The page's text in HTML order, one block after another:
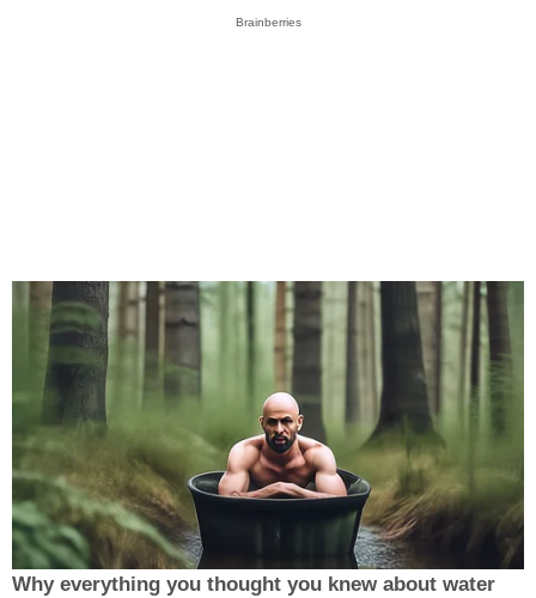
Brainberries
Why everything you thought you knew about water